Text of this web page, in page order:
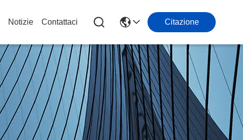
Notizie Contattaci Citazione